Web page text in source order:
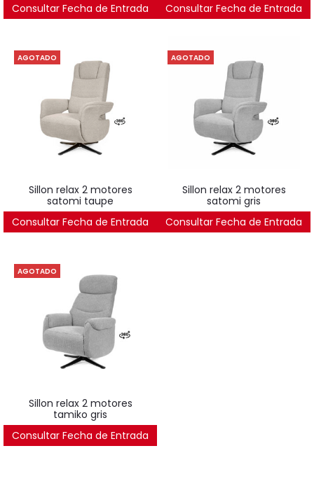
Consultar Fecha de Entrada
520€
Consultar Fecha de Entrada
AGOTADO
sillon relax 2 motores
satomi taupe
520€
Consultar Fecha de Entrada
AGOTADO
sillon relax 2 motores
satomi gris
520€
Consultar Fecha de Entrada
AGOTADO
sillon relax 2 motores
tamiko gris
510€
Consultar Fecha de Entrada